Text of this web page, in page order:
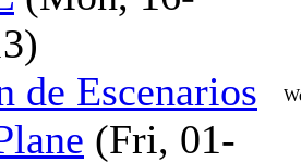
de Escenarios
(Fri, 01-